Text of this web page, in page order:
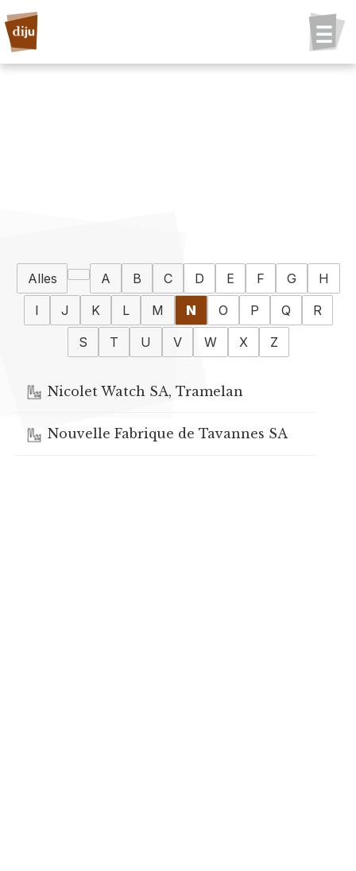
Alles A B C D E F G
H
I
J K L M N O P Q
R
S
T U V W X Z
Nicolet Watch SA, Tramelan
Nouvelle Fabrique de Tavannes SA